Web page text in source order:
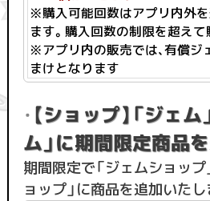
※購入可能回数はアプリ内外
ます。購入回数の制限を超え
※アプリ内の販売では、有償ジ
まけとなります
・ 【ショップ】「ジェ
ム」に期間限定商品
期間限定で「ジェムショップ
ョップ」に商品を追加いたし